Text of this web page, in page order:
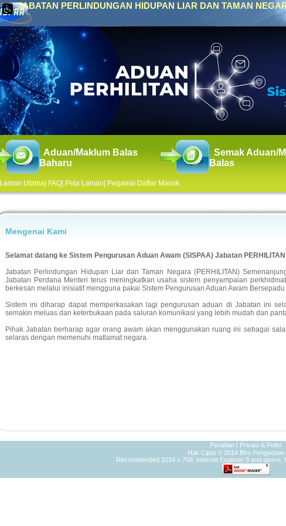
JABATAN PERLINDUNGAN HIDUPAN LIAR DAN TAMAN
Aduan/Maklum Balas
Baharu
Semak Aduan/
Balas
Laman Utama FAQ Peta Laman Pegawai Daftar Masuk
Mengenai Kami
Selamat datang ke Sistem Pengurusan Aduan Awam (SISPAA) Jabatan
Jabatan Perlindungan Hidupan Liar dan Taman Negara (PERHILITAN)
Jabatan Perdana Menteri terus meningkatkan usaha sistem penyampaian
berkesan melalui inisiatif mengguna pakai Sistem Pengurusan Aduan Awam Bersepadu
Sistem ini diharap dapat memperkasakan lagi pengurusan aduan di Jabatan ini
semakin meluas dan keterbukaan pada saluran komunikasi yang lebih mudah dan
Pihak Jabatan berharap agar orang awam akan menggunakan ruang ini sebagai
selaras dengan memenuhi matlamat negara.
Penafian | Privasi & Polisi
Hak Cipta © 2014 Biro Pengaduan
Recommended 1024 x 768. Internet Explorer 9 and above,